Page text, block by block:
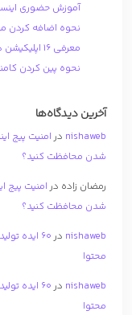
آموزش حضوری
نحوه اضافه کردن
معرفی 16 اپلیکیشن های تولید محتوا با گوشی موبایل
نحوه پین کردن
آخرین دیدگاه‌ها
nishaweb درامنیت پیج
شدن محافظت کنید؟
رمضان زاده درامنیت پیج
شدن محافظت کنید؟
nishaweb در
۶۰ ایده
محتوا
nishaweb در
۶۰ ایده
محتوا